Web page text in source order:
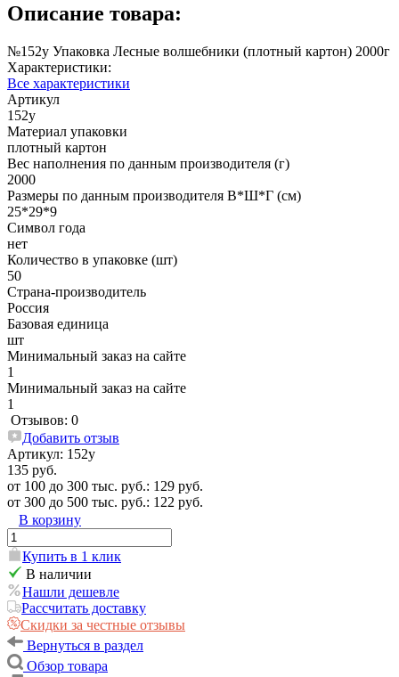
Описание товара:
№152у Упаковка Лесные волшебники (плотный картон) 2000г
Характеристики:
Все характеристики
Артикул
152у
Материал упаковки
плотный картон
Вес наполнения по данным производителя (г)
2000
Размеры по данным производителя В*Ш*Г (см)
25*29*9
Символ года
нет
Количество в упаковке (шт)
50
Страна-производитель
Россия
Базовая единица
шт
Минимальный заказ на сайте
1
Минимальный заказ на сайте
1
Отзывов: 0
Добавить отзыв
Артикул: 152у
135 руб.
от 100 до 300 тыс. руб.: 129 руб.
от 300 до 500 тыс. руб.: 122 руб.
В корзину
Купить в 1 клик
В наличии
Нашли дешевле
Рассчитать доставку
Скидки за честные отзывы
Вернуться в раздел
Обзор товара